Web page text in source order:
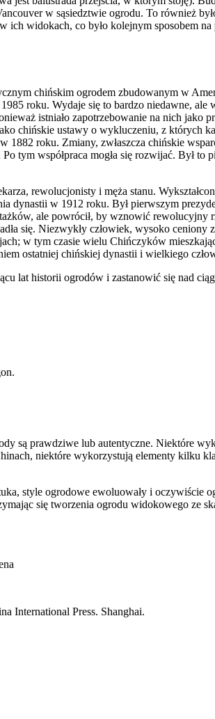
w sąsiedztwie ogrodu. To również
ich widokach, co było kolejnym sposobem
chińskim ogrodem zbudowanym w
roku. Wydaje się to bardzo niedawne,
istniało zapotrzebowanie na nich jako
chińskie ustawy o wykluczeniu, z których
roku. Zmiany, zwłaszcza chińskie
tym współpraca mogła się rozwijać. Był
rewolucjonisty i męża stanu.
dynastii w 1912 roku. Był pierwszym
ale powrócił, by wznowić
się. Niezwykły człowiek, wysoko
w tym czasie wielu Chińczyków
ostatniej chińskiej dynastii i wielkiego
lat historii ogrodów i zastanowić się nad
są prawdziwe lub autentyczne. Niektóre
niektóre wykorzystują elementy kilku
style ogrodowe ewoluowały i oczywiście
się tworzenia ogrodu widokowego ze
International Press. Shanghai.